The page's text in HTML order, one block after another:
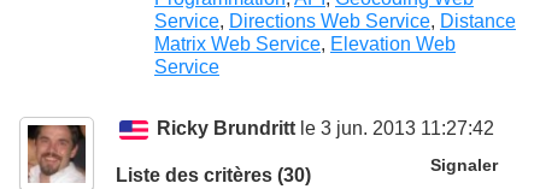
Service, Directions Web Service, Distance
Matrix Web Service, Elevation Web
Service
Ricky Brundritt le 3 jun. 2013 11:27:42
Signaler
Liste des critères (30)